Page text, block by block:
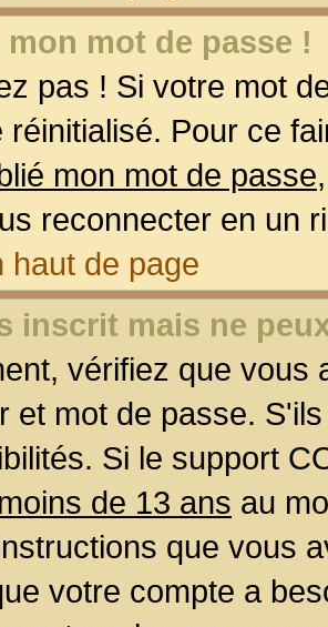
mot de passe !
pas ! Si votre mot
réinitialisé. Pour ce
mon mot de passe
reconnecter en un
haut de page
inscrit mais ne
vérifiez que
et mot de passe.
Si le support
de 13 ans au
que vous
votre compte a